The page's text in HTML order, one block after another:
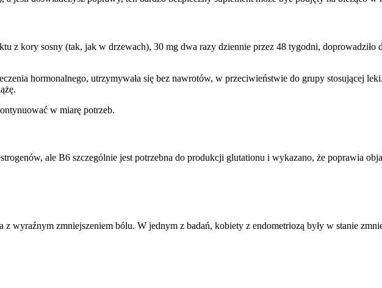
z kory sosny (tak, jak w drzewach), 30 mg dwa razy dziennie przez 48 tygodni, doprowadziło
hormonalnego, utrzymywała się bez nawrotów, w przeciwieństwie do grupy stosującej leki.
w miarę potrzeb.
ale B6 szczególnie jest potrzebna do produkcji glutationu i wykazano, że poprawia
z wyraźnym zmniejszeniem bólu. W jednym z badań, kobiety z endometriozą były w stanie